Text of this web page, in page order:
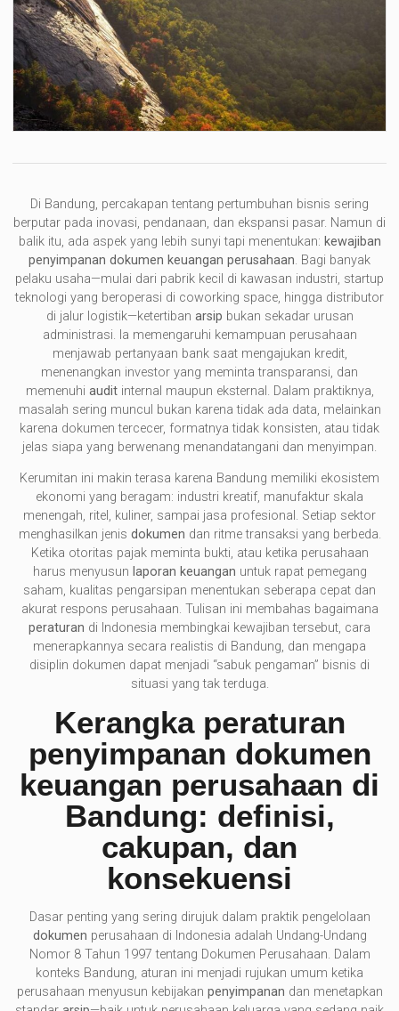
Di Bandung, percakapan tentang pertumbuhan bisnis sering
berputar pada inovasi, pendanaan, dan ekspansi pasar. Namun di
balik itu, ada aspek yang lebih sunyi tapi menentukan: kewajiban
penyimpanan dokumen keuangan perusahaan. Bagi banyak
pelaku usaha—mulai dari pabrik kecil di kawasan industri, startup
teknologi yang beroperasi di coworking space, hingga distributor
di jalur logistik—ketertiban arsip bukan sekadar urusan
administrasi. Ia memengaruhi kemampuan perusahaan
menjawab pertanyaan bank saat mengajukan kredit,
menenangkan investor yang meminta transparansi, dan
memenuhi auditinternal maupun eksternal. Dalam praktiknya,
masalah sering muncul bukan karena tidak ada data, melainkan
karena dokumen tercecer, formatnya tidak konsisten, atau tidak
jelas siapa yang berwenang menandatangani dan menyimpan.
Kerumitan ini makin terasa karena Bandung memiliki ekosistem
ekonomi yang beragam: industri kreatif, manufaktur skala
menengah, ritel, kuliner, sampai jasa profesional. Setiap sektor
menghasilkan jenis dokumen dan ritme transaksi yang berbeda.
Ketika otoritas pajak meminta bukti, atau ketika perusahaan
harus menyusun laporan keuangan untuk rapat pemegang
saham, kualitas pengarsipan menentukan seberapa cepat dan
akurat respons perusahaan. Tulisan ini membahas bagaimana
peraturan di Indonesia membingkai kewajiban tersebut, cara
menerapkannya secara realistis di Bandung, dan mengapa
disiplin dokumen dapat menjadi “sabuk pengaman” bisnis di
situasi yang tak terduga.
Kerangka peraturan
penyimpanan dokumen
keuangan perusahaan di
Bandung: definisi,
cakupan, dan
konsekuensi
Dasar penting yang sering dirujuk dalam praktik pengelolaan
dokumen perusahaan di Indonesia adalah Undang-Undang
Nomor 8 Tahun 1997 tentang Dokumen Perusahaan. Dalam
konteks Bandung, aturan ini menjadi rujukan umum ketika
perusahaan menyusun kebijakan penyimpanan dan menetapkan